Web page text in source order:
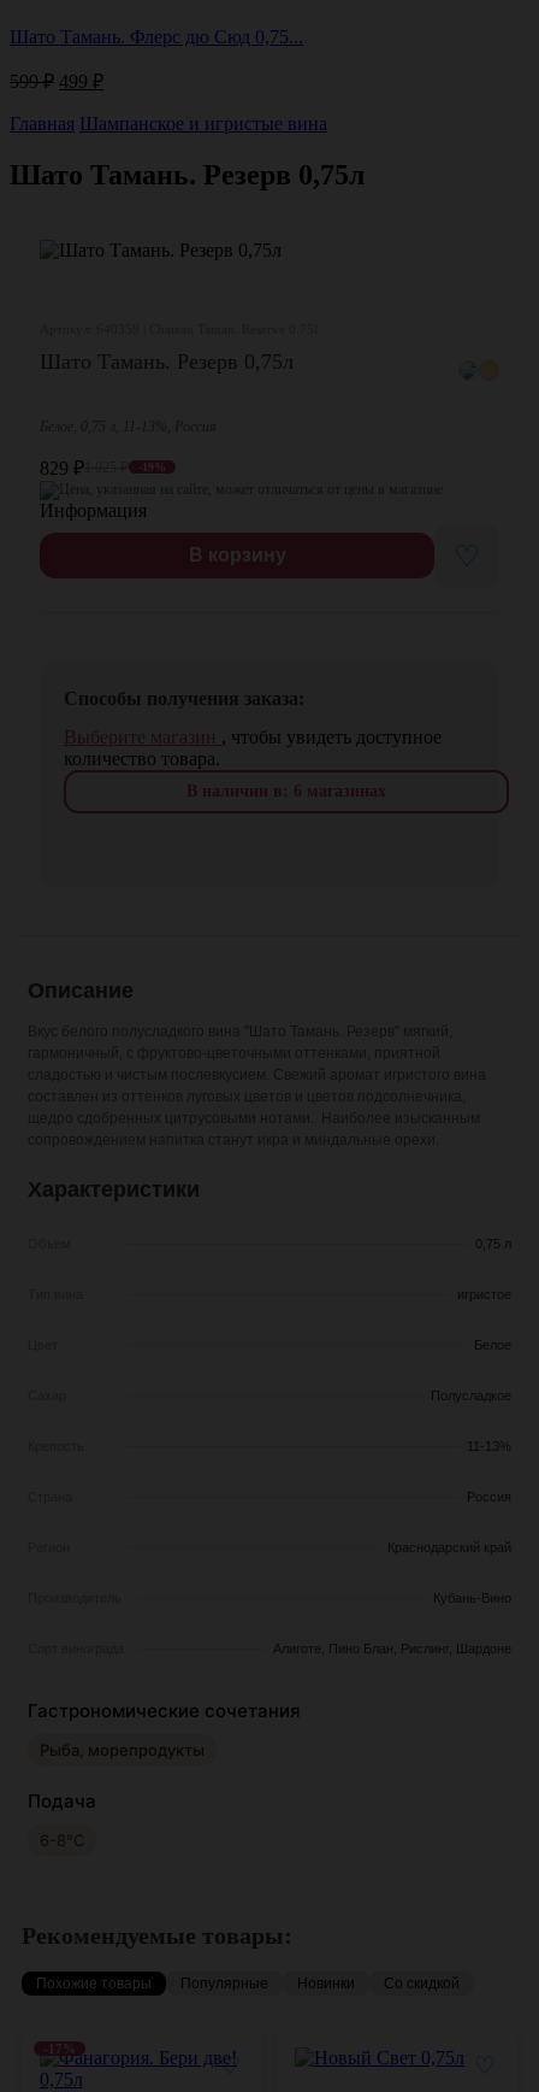
025 ₽.
Шато Тамань. Флерс дю Сюд 0,75...
599₽ Первоначальная
составляла
499 ₽Текущая
499 ₽.
Главная Шампанское и игристые вина
Шато Тамань. Резерв 0,75л
Шато Тамань. Резерв 0,75л
829 ₽ -19%
В корзину ♡
Способы получения заказа:
Выберите магазин , чтобы увидеть доступное
количество товара.
В наличии в: 6 магазинах
Описание
Характеристики
0,75 л
игристое
Белое
Полусладкое
11-13%
Россия
Краснодарский край
Кубань-Вино
Алиготе, Пино Блан, Рислинг, Шардоне
Гастрономические сочетания
Рыба, морепродукты
Подача
6-8°C
Рекомендуемые товары:
Похожие товары Популярные Новинки Со скидкой
-17%
♡